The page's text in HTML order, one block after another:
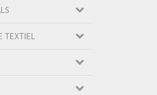
TEXTIEL